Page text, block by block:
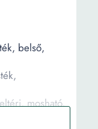
belső,
mosható,